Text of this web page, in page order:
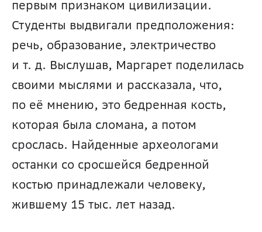
первым признаком цивилизации.
Студенты выдвигали предположения:
речь, образование, электричество
и т. д. Выслушав, Маргарет поделилась
своими мыслями и рассказала, что,
по её мнению, это бедренная кость,
которая была сломана, а потом
срослась. Найденные археологами
останки со сросшейся бедренной
костью принадлежали человеку,
жившему 15 тыс. лет назад.